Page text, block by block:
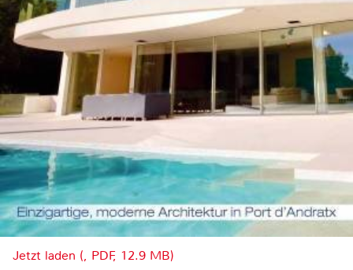
Jetzt laden (, PDF, 12.9 MB)